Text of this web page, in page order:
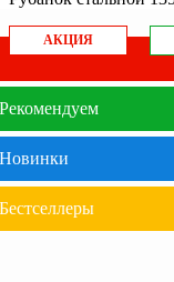
АКЦИЯ
Рекомендуем
Новинки
Бестселлеры